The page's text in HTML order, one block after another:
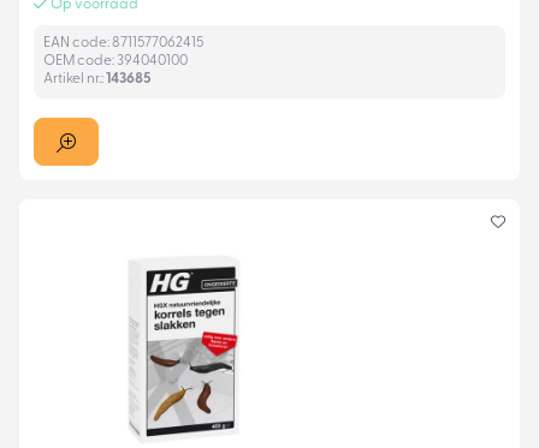
Op voorraad
EAN code: 8711577062415
OEM code: 394040100
Artikel nr.:143685